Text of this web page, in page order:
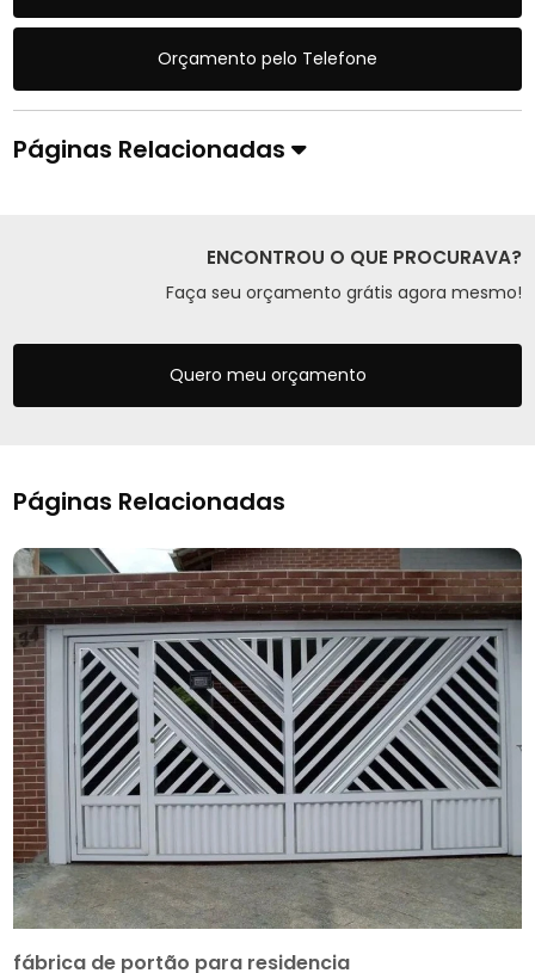
Orçamento pelo Telefone
Páginas Relacionadas
ENCONTROU O QUE PROCURAVA?
Faça seu orçamento grátis agora mesmo!
Quero meu orçamento
Páginas Relacionadas
fábrica de portão para residencia